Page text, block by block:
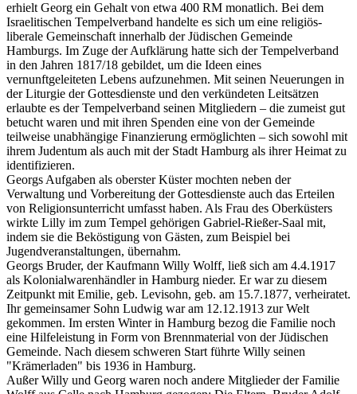
erhielt Georg ein Gehalt von etwa 400 RM monatlich. Bei dem
Israelitischen Tempelverband handelte es sich um eine religiös-
liberale Gemeinschaft innerhalb der Jüdischen Gemeinde
Hamburgs. Im Zuge der Aufklärung hatte sich der Tempelverband
in den Jahren 1817/18 gebildet, um die Ideen eines
vernunftgeleiteten Lebens aufzunehmen. Mit seinen Neuerungen in
der Liturgie der Gottesdienste und den verkündeten Leitsätzen
erlaubte es der Tempelverband seinen Mitgliedern – die zumeist gut
betucht waren und mit ihren Spenden eine von der Gemeinde
teilweise unabhängige Finanzierung ermöglichten – sich sowohl mit
ihrem Judentum als auch mit der Stadt Hamburg als ihrer Heimat zu
identifizieren.
Georgs Aufgaben als oberster Küster mochten neben der
Verwaltung und Vorbereitung der Gottesdienste auch das Erteilen
von Religionsunterricht umfasst haben. Als Frau des Oberküsters
wirkte Lilly im zum Tempel gehörigen Gabriel-Rießer-Saal mit,
indem sie die Beköstigung von Gästen, zum Beispiel bei
Jugendveranstaltungen, übernahm.
Georgs Bruder, der Kaufmann Willy Wolff, ließ sich am 4.4.1917
als Kolonialwarenhändler in Hamburg nieder. Er war zu diesem
Zeitpunkt mit Emilie, geb. Levisohn, geb. am 15.7.1877, verheiratet.
Ihr gemeinsamer Sohn Ludwig war am 12.12.1913 zur Welt
gekommen. Im ersten Winter in Hamburg bezog die Familie noch
eine Hilfeleistung in Form von Brennmaterial von der Jüdischen
Gemeinde. Nach diesem schweren Start führte Willy seinen
"Krämerladen" bis 1936 in Hamburg.
Außer Willy und Georg waren noch andere Mitglieder der Familie